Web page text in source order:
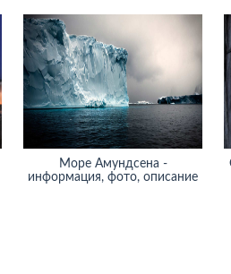
Море Амундсена -
информация, фото, описание